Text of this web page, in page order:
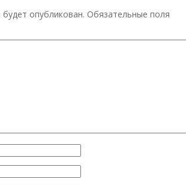
опубликован. Обязательные поля